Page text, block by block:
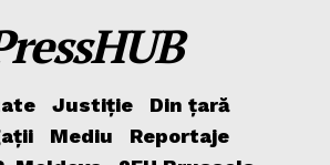
Justiție
Din țară
Mediu
Reportaje